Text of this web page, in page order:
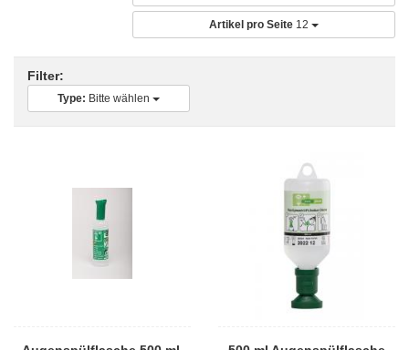
Artikel pro Seite 12
Filter:
Type: Bitte wählen